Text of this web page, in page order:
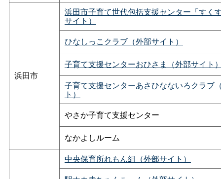
浜田市
浜田市子育て世代包括支援センター「すく
サイト）
ひなしっこクラブ（外部サイト）
子育て支援センターおひさま（外部サイト
子育て支援センターあさひなないろクラブ
ト）
やさか子育て支援センター
なかよしルーム
中央保育所れもん組（外部サイト）